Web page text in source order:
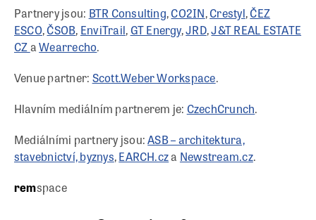
Partnery jsou: BTR Consulting,CO2IN,Crestyl,ČEZ
ESCO,ČSOB, EnviTrail,GT Energy,JRD,J&T REAL ESTATE
CZaWearrecho.
Venue partner: Scott.Weber Workspace.
Hlavním mediálním partnerem je: CzechCrunch.
Mediálními partnery jsou:ASB – architektura,
stavebnictví, byznys,EARCH.cza Newstream.cz.
remspace